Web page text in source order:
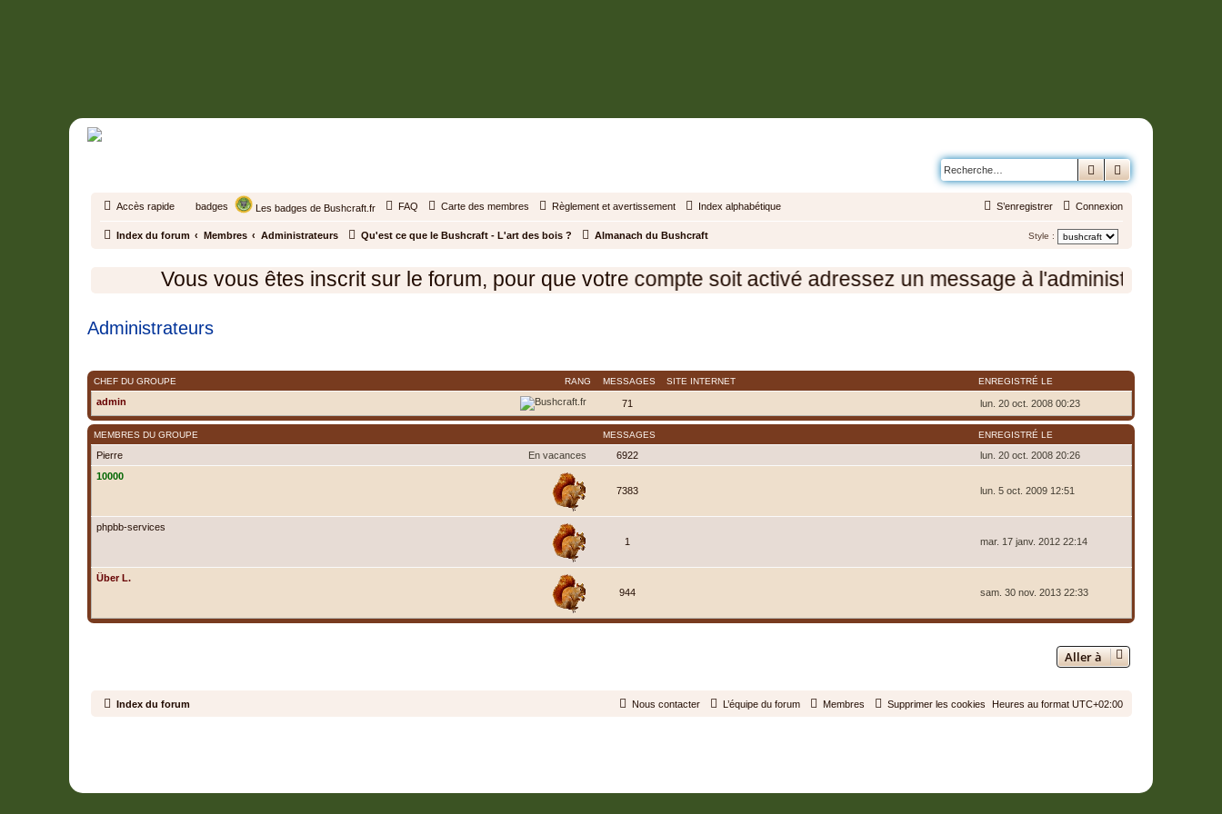
RechercherRecherche
Accès rapide badges Les badges de Bushcraft.fr FAQ Carte des membres Règlement et avertissement Index alphabétique Connexion
S’enregistrer
Index du forum Membres Administrateurs Style :
Qu'est ce que le Bushcraft - L'art des bois ? Almanach du Bushcraft
Vous vous êtes inscrit sur le forum, pour que votre compte soit activé adressez un message à l'administration en
Administrateurs
RANG
CHEF DU GROUPE MESSAGES SITE INTERNET ENREGISTRÉ LE
admin 71 lun. 20 oct. 2008 00:23
MEMBRES DU GROUPE MESSAGES ENREGISTRÉ LE
En vacances
Pierre 6922
lun. 20 oct. 2008 20:26
10000
7383
lun. 5 oct. 2009 12:51
phpbb-services
1
mar. 17 janv. 2012 22:14
Über L.
944
sam. 30 nov. 2013 22:33
Aller à
Index du forum Heures au format UTC+02:00
Supprimer les cookies
Membres
L’équipe du forum
Nous contacter